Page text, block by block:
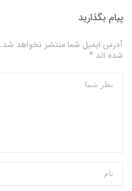
پیام بگذارید
آدرس ایمیل شما منتشر نخواهد
شده اند *